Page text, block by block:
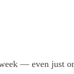
— even just